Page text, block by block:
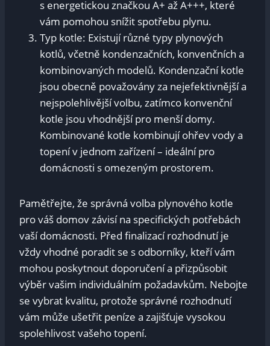
s energetickou značkou A+ až A+++, které
vám pomohou snížit spotřebu plynu.
Typ kotle: Existují různé typy plynových
kotlů, včetně kondenzačních, konvenčních a
kombinovaných modelů. Kondenzační kotle
jsou obecně považovány za nejefektivnější a
nejspolehlivější volbu, zatímco konvenční
kotle jsou vhodnější pro menší domy.
Kombinované kotle kombinují ohřev vody a
topení v jednom zařízení – ideální pro
domácnosti s omezeným prostorem.
Pamětřejte, že správná volba plynového kotle
pro váš domov závisí na specifických potřebách
vaší domácnosti. Před finalizací rozhodnutí je
vždy vhodné poradit se s odborníky, kteří vám
mohou poskytnout doporučení a přizpůsobit
výběr vašim individuálním požadavkům. Nebojte
se vybrat kvalitu, protože správné rozhodnutí
vám může ušetřit peníze a zajišťuje vysokou
spolehlivost vašeho topení.